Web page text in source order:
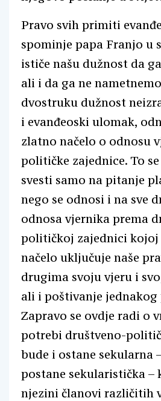
Pravo svih primiti
spominje papa Franjo u
ističe našu dužnost da
ali i da ga ne
dvostruku dužnost
i evanđeoski ulomak,
zlatno načelo o odnosu
političke zajednice. To
svesti samo na pitanje
nego se odnosi i na sve
odnosa vjernika prema
političkoj zajednici kojoj
načelo uključuje naše
drugima svoju vjeru i
ali i poštivanje
Zapravo se ovdje radi o
potrebi društveno-
bude i ostane sekularna
postane sekularistička –
njezini članovi različitih